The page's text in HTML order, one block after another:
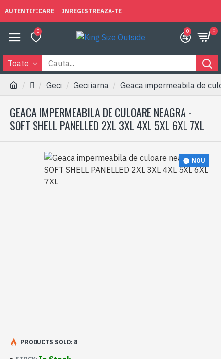
AUTENTIFICARE INREGISTREAZA-TE
0 0 0
Toate
Geci Geci iarna Geaca impermeabila de
GEACA IMPERMEABILA DE CULOARE NEAGRA -
SOFT SHELL PANELLED 2XL 3XL 4XL 5XL 6XL 7XL
NOU
PRODUCTS SOLD: 8